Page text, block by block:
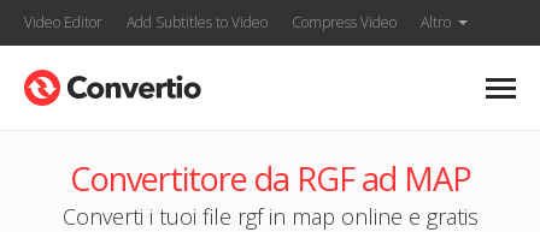
Video Editor Add Subtitles to Video Compress Video Altro
Convertitore da RGF ad MAP
Converti i tuoi file rgf in map online e gratis